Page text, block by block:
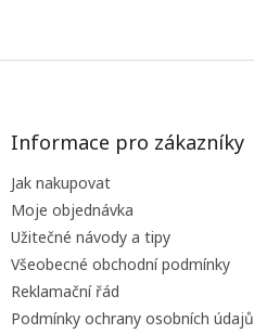
Z
Informace pro zákazníky
Jak nakupovat
Moje objednávka
Užitečné návody a tipy
Všeobecné obchodní podmínky
Reklamační řád
Podmínky ochrany osobních údajů